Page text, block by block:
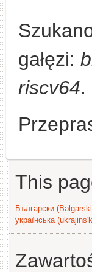
gałęzi:
riscv64.
This
Български
українська